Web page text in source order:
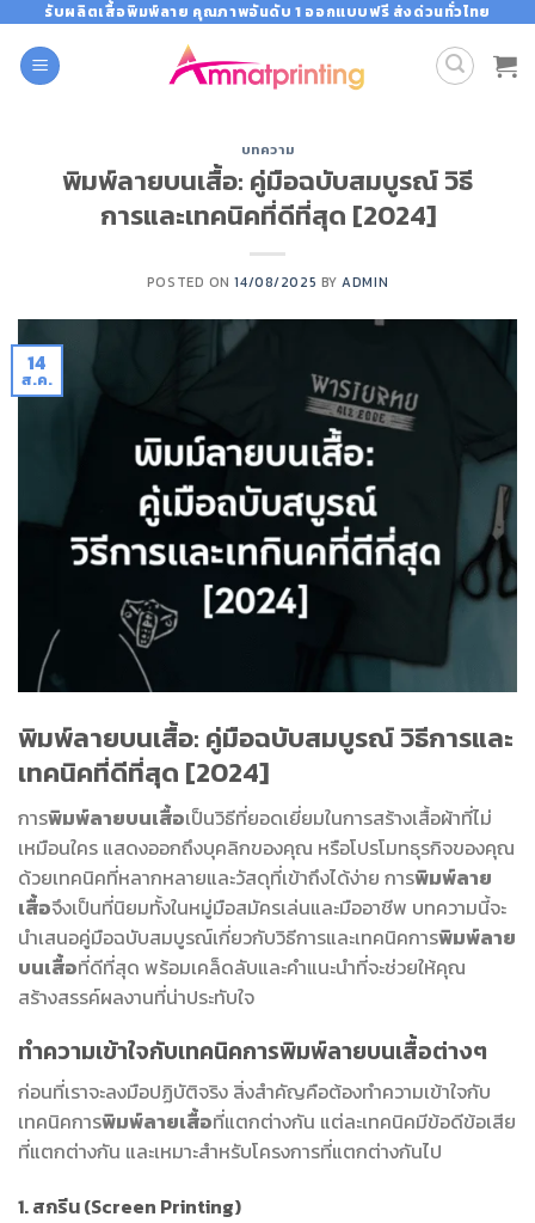
content
รับผลิตเสื้อพิมพ์ลาย คุณภาพอันดับ 1 ออกแบบฟรี ส่งด่วนทั่วไทย
บทความ
พิมพ์ลายบนเสื้อ: คู่มือฉบับสมบูรณ์ วิธี
การและเทคนิคที่ดีที่สุด [2024]
POSTED ON14/08/2025 BYADMIN
14
ส.ค.
พิมพ์ลายบนเสื้อ: คู่มือฉบับสมบูรณ์ วิธีการและ
เทคนิคที่ดีที่สุด [2024]
การพิมพ์ลายบนเสื้อเป็นวิธีที่ยอดเยี่ยมในการสร้างเสื้อผ้าที่ไม่
เหมือนใคร แสดงออกถึงบุคลิกของคุณ หรือโปรโมทธุรกิจของคุณ
ด้วยเทคนิคที่หลากหลายและวัสดุที่เข้าถึงได้ง่าย การพิมพ์ลาย
เสื้อจึงเป็นที่นิยมทั้งในหมู่มือสมัครเล่นและมืออาชีพ บทความนี้จะ
นำเสนอคู่มือฉบับสมบูรณ์เกี่ยวกับวิธีการและเทคนิคการพิมพ์ลาย
บนเสื้อที่ดีที่สุด พร้อมเคล็ดลับและคำแนะนำที่จะช่วยให้คุณ
สร้างสรรค์ผลงานที่น่าประทับใจ
ทำความเข้าใจกับเทคนิคการพิมพ์ลายบนเสื้อต่างๆ
ก่อนที่เราจะลงมือปฏิบัติจริง สิ่งสำคัญคือต้องทำความเข้าใจกับ
เทคนิคการพิมพ์ลายเสื้อที่แตกต่างกัน แต่ละเทคนิคมีข้อดีข้อเสีย
ที่แตกต่างกัน และเหมาะสำหรับโครงการที่แตกต่างกันไป
1. สกรีน (Screen Printing)